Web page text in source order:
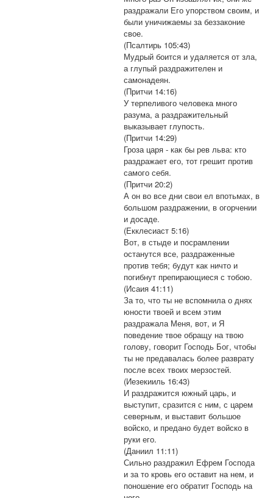
раздражали Его упорством своим, и
были уничижаемы за беззаконие
свое.
(Псалтирь 105:43)
Мудрый боится и удаляется от зла,
а глупый раздражителен и
самонадеян.
(Притчи 14:16)
У терпеливого человека много
разума, а раздражительный
выказывает глупость.
(Притчи 14:29)
Гроза царя - как бы рев льва: кто
раздражает его, тот грешит против
самого себя.
(Притчи 20:2)
А он во все дни свои ел впотьмах, в
большом раздражении, в огорчении
и досаде.
(Екклесиаст 5:16)
Вот, в стыде и посрамлении
останутся все, раздраженные
против тебя; будут как ничто и
погибнут препирающиеся с тобою.
(Исаия 41:11)
За то, что ты не вспомнила о днях
юности твоей и всем этим
раздражала Меня, вот, и Я
поведение твое обращу на твою
голову, говорит Господь Бог, чтобы
ты не предавалась более разврату
после всех твоих мерзостей.
(Иезекииль 16:43)
И раздражится южный царь, и
выступит, сразится с ним, с царем
северным, и выставит большое
войско, и предано будет войско в
руки его.
(Даниил 11:11)
Сильно раздражил Ефрем Господа
и за то кровь его оставит на нем, и
поношение его обратит Господь на